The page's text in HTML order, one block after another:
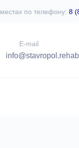
по телефону: 8
E-mail
info@stavropol.rehab